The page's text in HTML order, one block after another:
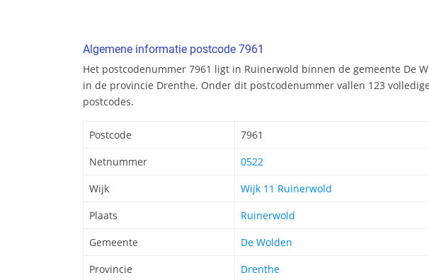
Algemene informatie postcode 7961
Het postcodenummer 7961 ligt in Ruinerwold binnen de gemeente De
in de provincie Drenthe. Onder dit postcodenummer vallen 123 volledige
postcodes.
Postcode
7961
Netnummer
0522
Wijk
Wijk 11 Ruinerwold
Plaats
Ruinerwold
Gemeente
De Wolden
Provincie
Drenthe